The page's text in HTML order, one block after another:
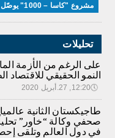
مشروع "كاسا – 1000" يوصّل وسط و جنوب آسيا
تحليلات
على الرغم من الأزمة
النمو الحقيقي للاقتصاد
🕔12:20, 27.أبريل 2020
طاجيكستان الثانية
صحفي وكالة “خاور”
في دول العالم وتلقى